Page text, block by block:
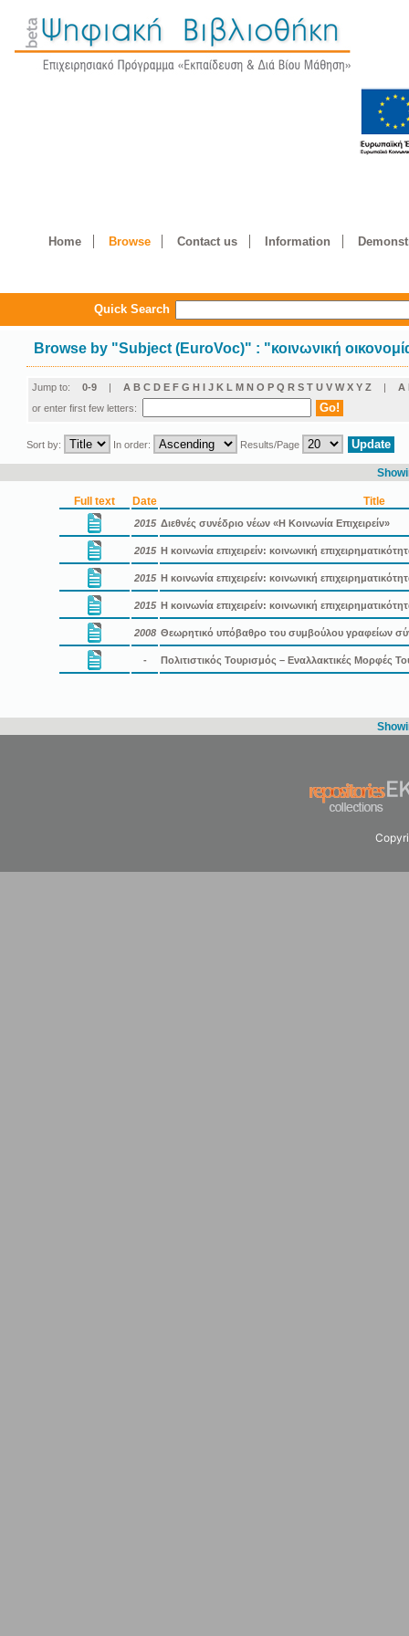
Home Browse Contact us Information
Quick Search
Browse by "Subject (EuroVoc)" : "κοινωνική
Jump to: 0-9 | A B C D E F G H I J K L M N O P Q R S T U V W X Y Z | Α
or enter first few letters:
Sort by: In order: Results/Page
Full text Date Title
2015 Διεθνές συνέδριο νέων «Η Κοινωνία Επιχειρείν»
2015 Η κοινωνία επιχειρείν: κοινωνική
2015 Η κοινωνία επιχειρείν: κοινωνική
2015 Η κοινωνία επιχειρείν: κοινωνική
2008 Θεωρητικό υπόβαθρο του συμβούλου γραφείων
- Πολιτιστικός Τουρισμός – Εναλλακτικές Μορφές